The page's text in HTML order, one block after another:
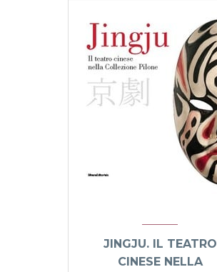
JINGJU. IL TEATRO
CINESE NELLA